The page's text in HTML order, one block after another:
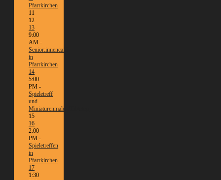
Pfarrkirchen
11
12
13
9:00
AM -
Senior:innencafé
in
Pfarrkirchen
14
5:00
PM -
Spieletreff
und
Miniaturenmalen/Tabletop
15
16
2:00
PM -
Spieletreffen
in
Pfarrkirchen
17
1:30